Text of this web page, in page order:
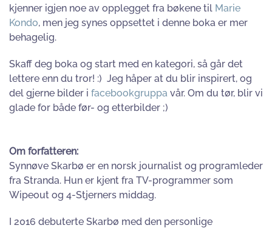
kjenner igjen noe av opplegget fra bøkene til Marie
Kondo, men jeg synes oppsettet i denne boka er mer
behagelig.
Skaff deg boka og start med en kategori, så går det
lettere enn du tror! :) Jeg håper at du blir inspirert, og
del gjerne bilder i facebookgruppa vår. Om du tør, blir vi
glade for både før- og etterbilder ;)
Om forfatteren:
Synnøve Skarbø er en norsk journalist og programleder
fra Stranda. Hun er kjent fra TV-programmer som
Wipeout og 4-Stjerners middag.
I 2016 debuterte Skarbø med den personlige